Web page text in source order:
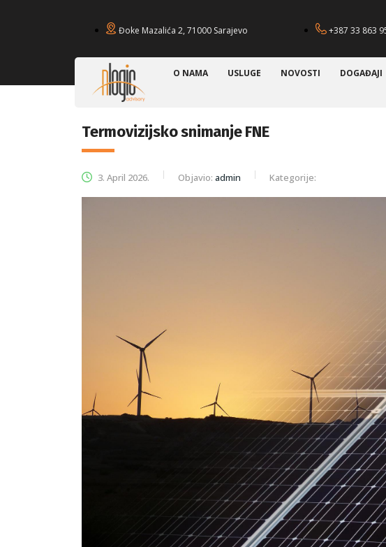
Đoke Mazalića 2, 71000 Sarajevo +387 33 863
O NAMA USLUGE NOVOSTI DOGAĐAJI
Termovizijsko snimanje FNE
3. April 2026. Objavio: admin Kategorije: